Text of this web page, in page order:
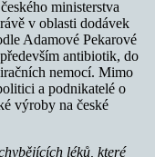
ministerstva
v oblasti dodávek
Adamové Pekarové
antibiotik, do
nemocí. Mimo
a podnikatelé o
výroby na české
léků, které